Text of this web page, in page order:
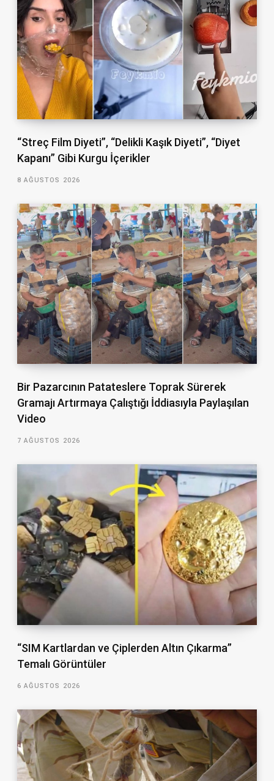
“Streç Film Diyeti”, “Delikli Kaşık Diyeti”, “Diyet
Kapanı” Gibi Kurgu İçerikler
8 AĞUSTOS 2026
Bir Pazarcının Patateslere Toprak Sürerek
Gramajı Artırmaya Çalıştığı İddiasıyla Paylaşılan
Video
7 AĞUSTOS 2026
“SIM Kartlardan ve Çiplerden Altın Çıkarma”
Temalı Görüntüler
6 AĞUSTOS 2026